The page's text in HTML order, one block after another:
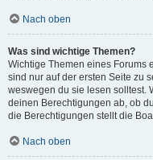
Nach oben
Was sind wichtige Themen?
Wichtige Themen eines Forums
sind nur auf der ersten Seite zu
weswegen du sie lesen solltest.
deinen Berechtigungen ab, ob
die Berechtigungen stellt die
Nach oben